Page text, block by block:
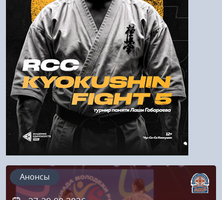
Войти
Напомнить пароль
Регистрация
Анонсы